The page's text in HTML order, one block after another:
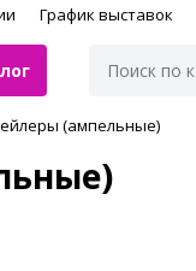
График выставок
(ампельные)